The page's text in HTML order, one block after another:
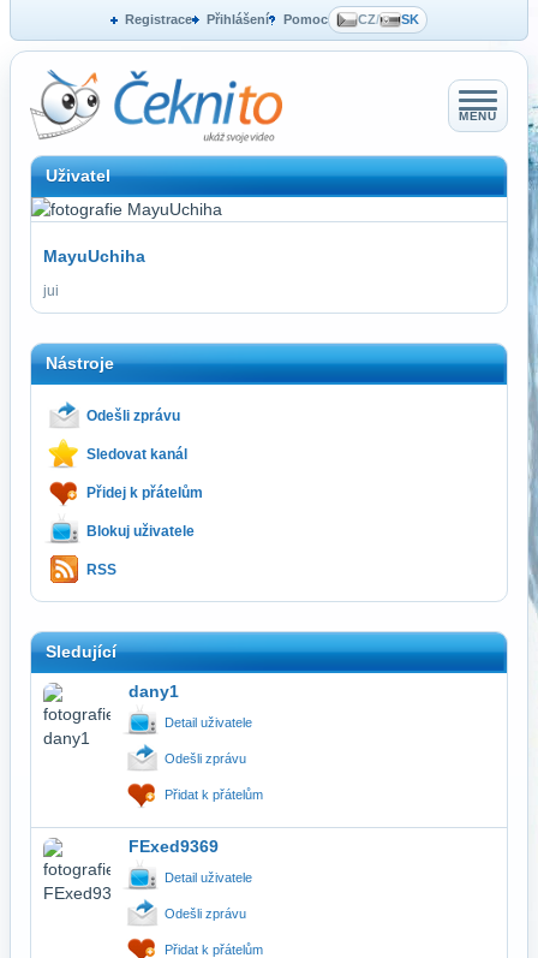
Registrace Přihlášení Pomoc CZ/ SK
MENU
Uživatel
MayuUchiha
jui
Nástroje
Odešli zprávu
Sledovat kanál
Přidej k přátelům
Blokuj uživatele
RSS
Sledující
dany1
Detail uživatele
Odešli zprávu
Přidat k přátelům
FExed9369
Detail uživatele
Odešli zprávu
Přidat k přátelům